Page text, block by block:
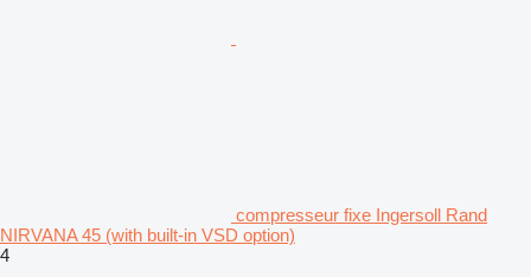
compresseur fixe Ingersoll Rand
NIRVANA 45 (with built-in VSD option)
4